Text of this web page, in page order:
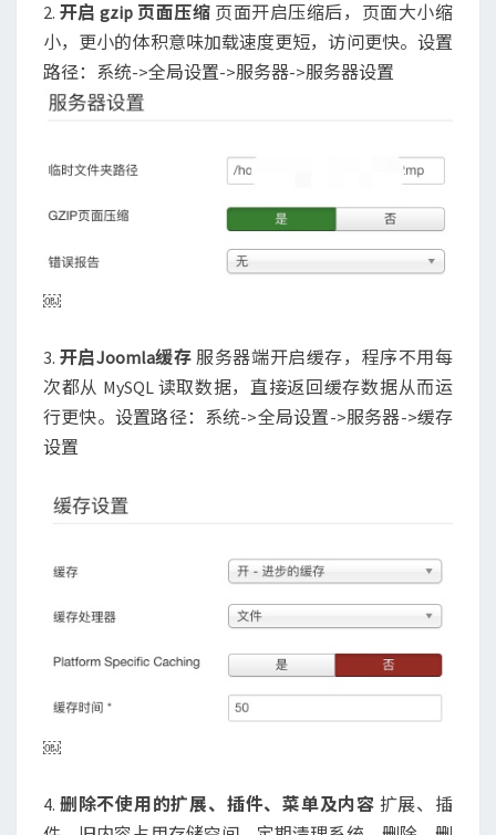
2. 开启 gzip 页面压缩 页面开启压缩后，页面大小缩
小，更小的体积意味加载速度更短，访问更快。设置
路径：系统->全局设置->服务器->服务器设置
￼
3. 开启Joomla缓存 服务器端开启缓存，程序不用每
次都从 MySQL 读取数据，直接返回缓存数据从而运
行更快。设置路径：系统->全局设置->服务器->缓存
设置
￼
4. 删除不使用的扩展、插件、菜单及内容 扩展、插